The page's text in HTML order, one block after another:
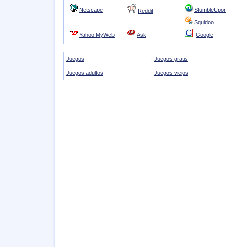
Netscape Reddit
Squidoo
Yahoo MyWeb Ask Google
Juegos | Juegos gratis
Juegos adultos | Juegos viejos